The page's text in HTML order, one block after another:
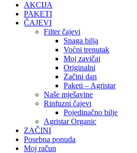
AKCIJA
PAKETI
ČAJEVI
Filter čajevi
Snaga bilja
Voćni trenutak
Moj zavičaj
Originalni
Začini dan
Paketi – Agristar
Naše mješavine
Rinfuzni čajevi
Pojedinačno bilje
Agristar Organic
ZAČINI
Posebna ponuda
Moj račun